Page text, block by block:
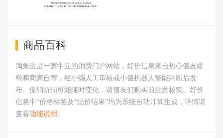
商品百科
淘集运是一家中立的消费门户网站，好价信息来自热心值友爆
料和商家自荐，经小编人工审核或小值机器人智能判断后发
布。促销折扣可能随时变化，请值友们购买前注意核实。好价
信息中“价格标签及“比价结果”均为系统自动计算生成，详情请
查看功能说明 。